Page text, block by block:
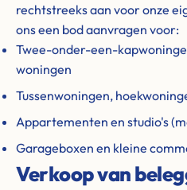
rechtstreeks aan voor onze
ons een bod aanvragen voor:
Twee-onder-een-
woningen
Tussenwoningen,
Appartementen en studio's
Garageboxen en kleine
Verkoop van